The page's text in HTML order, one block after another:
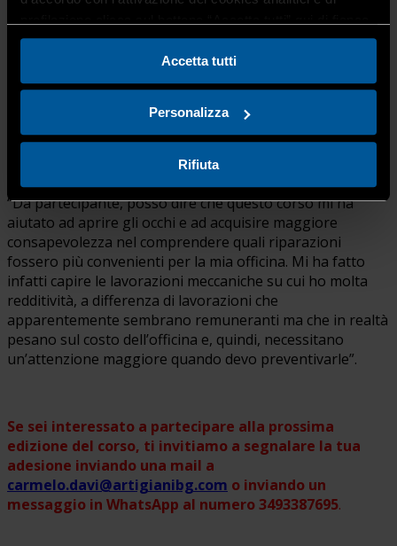
Accetta tutti
Personalizza
Rifiuta
qualificante, poi, è stato il clima di squadra che si è creato
tra noi partecipanti: tutti abbiamo infatti condiviso e
analizzato, insieme al docente, i costi delle nostre
aziende, toccando con mano quanto le nostre attività
abbiano tanto in comune, molto più di quanto
Matteo Propersi, Consigliere dell’Area Servizi:
“Da partecipante, posso dire che questo corso mi ha
aiutato ad aprire gli occhi e ad acquisire maggiore
consapevolezza nel comprendere quali riparazioni
fossero più convenienti per la mia officina. Mi ha fatto
infatti capire le lavorazioni meccaniche su cui ho molta
redditività, a differenza di lavorazioni che
apparentemente sembrano remuneranti ma che in realtà
pesano sul costo dell’officina e, quindi, necessitano
un’attenzione maggiore quando devo preventivarle”.
Se sei interessato a partecipare alla prossima
edizione del corso, ti invitiamo a segnalare la tua
adesione inviando una mail a
carmelo.davi@artigianibg.com o inviando un
messaggio in WhatsApp al numero 3493387695.